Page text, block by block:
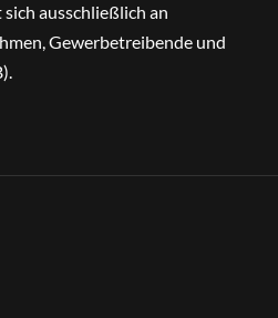
ausschließlich an
Gewerbetreibende und